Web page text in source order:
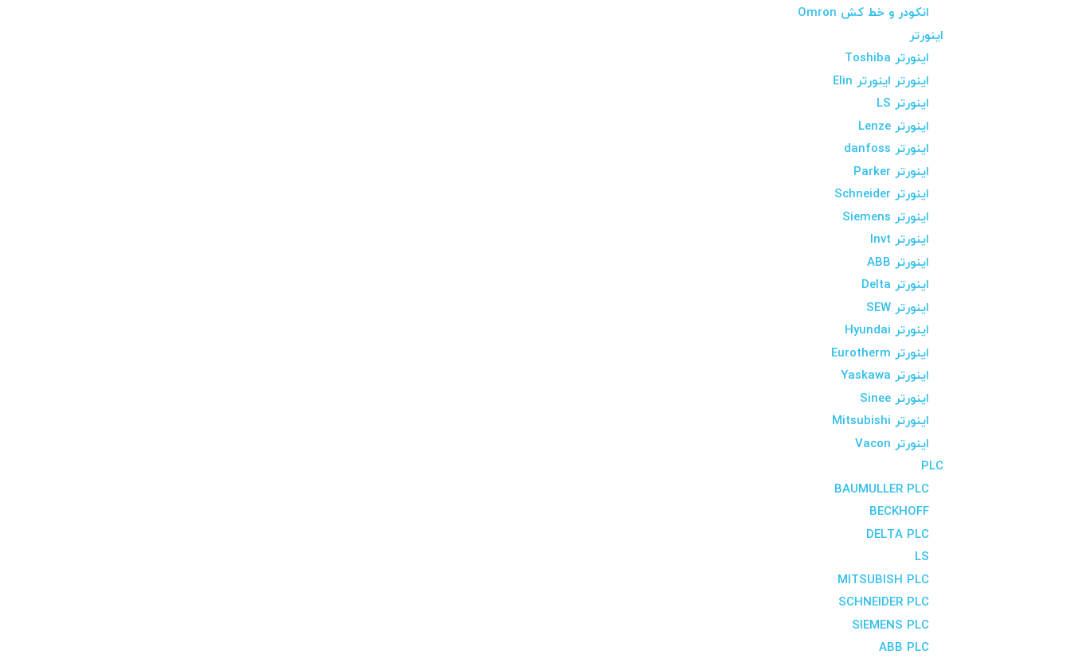
انکودر و خط کش Omron
اینورتر
اینورتر Toshiba
اینورتر اینورتر Elin
اینورتر LS
اینورتر Lenze
اینورتر danfoss
اینورتر Parker
اینورتر Schneider
اینورتر Siemens
اینورتر Invt
اینورتر ABB
اینورتر Delta
اینورتر SEW
اینورتر Hyundai
اینورتر Eurotherm
اینورتر Yaskawa
اینورتر Sinee
اینورتر Mitsubishi
اینورتر Vacon
PLC
BAUMULLER PLC
BECKHOFF
DELTA PLC
LS
MITSUBISH PLC
SCHNEIDER PLC
SIEMENS PLC
ABB PLC